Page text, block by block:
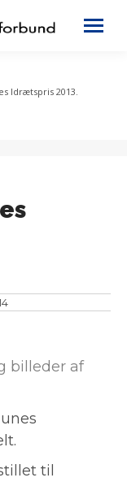
Idrætspris 2013.
billeder af
til